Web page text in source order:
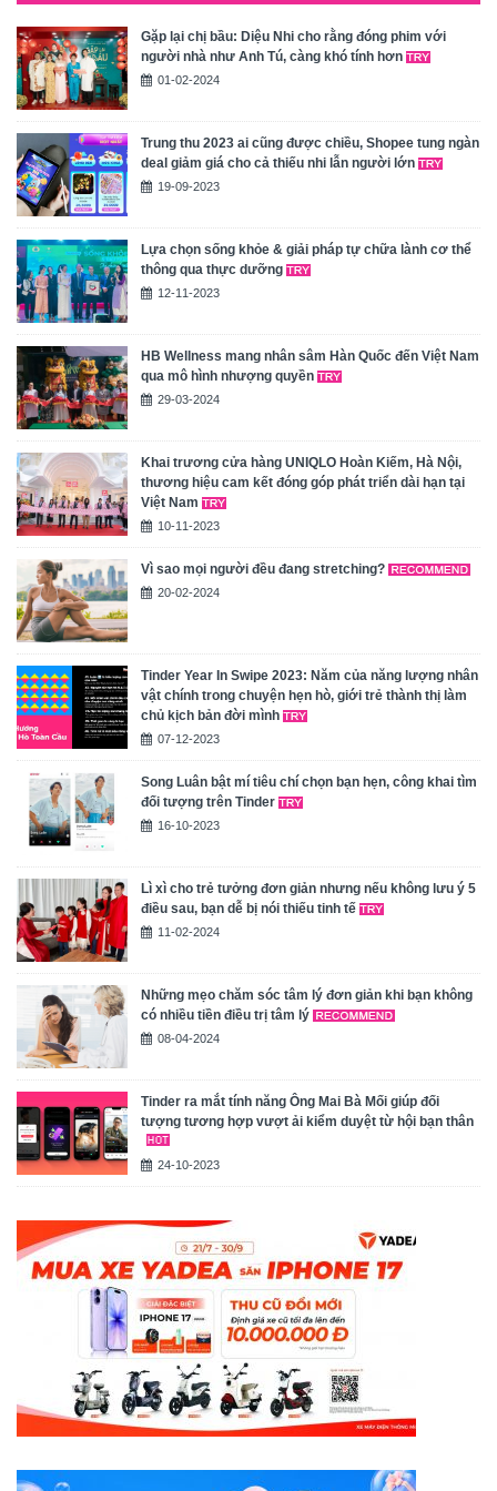
Gặp lại chị bầu: Diệu Nhi cho rằng đóng phim với
người nhà như Anh Tú, càng khó tính hơn
01-02-2024
Trung thu 2023 ai cũng được chiều, Shopee tung ngàn
deal giảm giá cho cả thiếu nhi lẫn người lớn
19-09-2023
Lựa chọn sống khỏe & giải pháp tự chữa lành cơ thể
thông qua thực dưỡng
12-11-2023
HB Wellness mang nhân sâm Hàn Quốc đến Việt Nam
qua mô hình nhượng quyền
29-03-2024
Khai trương cửa hàng UNIQLO Hoàn Kiếm, Hà Nội,
thương hiệu cam kết đóng góp phát triển dài hạn tại
Việt Nam
10-11-2023
Vì sao mọi người đều đang stretching?
20-02-2024
Tinder Year In Swipe 2023: Năm của năng lượng nhân
vật chính trong chuyện hẹn hò, giới trẻ thành thị làm
chủ kịch bản đời mình
07-12-2023
Song Luân bật mí tiêu chí chọn bạn hẹn, công khai tìm
đối tượng trên Tinder
16-10-2023
Lì xì cho trẻ tưởng đơn giản nhưng nếu không lưu ý 5
điều sau, bạn dễ bị nói thiếu tinh tế
11-02-2024
Những mẹo chăm sóc tâm lý đơn giản khi bạn không
có nhiều tiền điều trị tâm lý
08-04-2024
Tinder ra mắt tính năng Ông Mai Bà Mối giúp đối
tượng tương hợp vượt ải kiểm duyệt từ hội bạn thân
24-10-2023